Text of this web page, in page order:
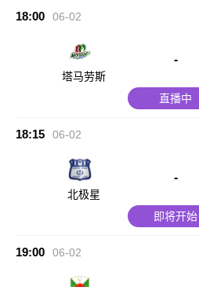
18:00 06-02
塔马劳斯
-
直播中
18:15 06-02
北极星
-
即将开始
19:00 06-02